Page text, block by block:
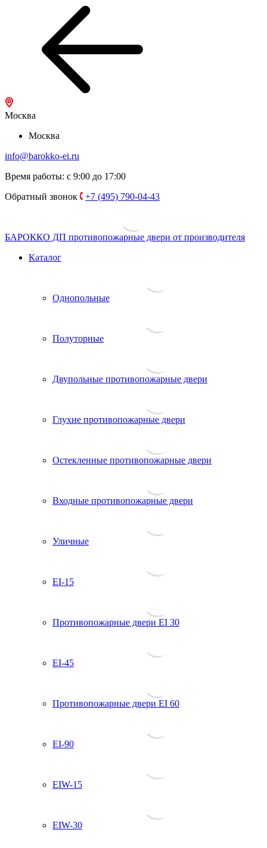
Москва
Москва
info@barokko-ei.ru
Время работы: с 9:00 до 17:00
Обратный звонок
+7 (495) 790-04-43
БАРОККО ДП противопожарные двери от производителя
Каталог
Однопольные
Полуторные
Двупольные противопожарные двери
Глухие противопожарные двери
Остекленные противопожарные двери
Входные противопожарные двери
Уличные
EI-15
Противопожарные двери EI 30
EI-45
Противопожарные двери EI 60
EI-90
EIW-15
EIW-30